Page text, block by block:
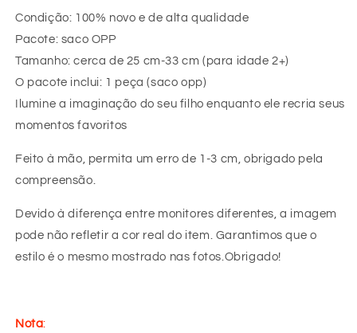
Condição: 100% novo e de alta qualidade
Pacote: saco OPP
Tamanho: cerca de 25 cm-33 cm (para idade 2+)
O pacote inclui: 1 peça (saco opp)
Ilumine a imaginação do seu filho enquanto ele recria seus
momentos favoritos
Feito à mão, permita um erro de 1-3 cm, obrigado pela
compreensão.
Devido à diferença entre monitores diferentes, a imagem
pode não refletir a cor real do item. Garantimos que o
estilo é o mesmo mostrado nas fotos.Obrigado!
Nota: